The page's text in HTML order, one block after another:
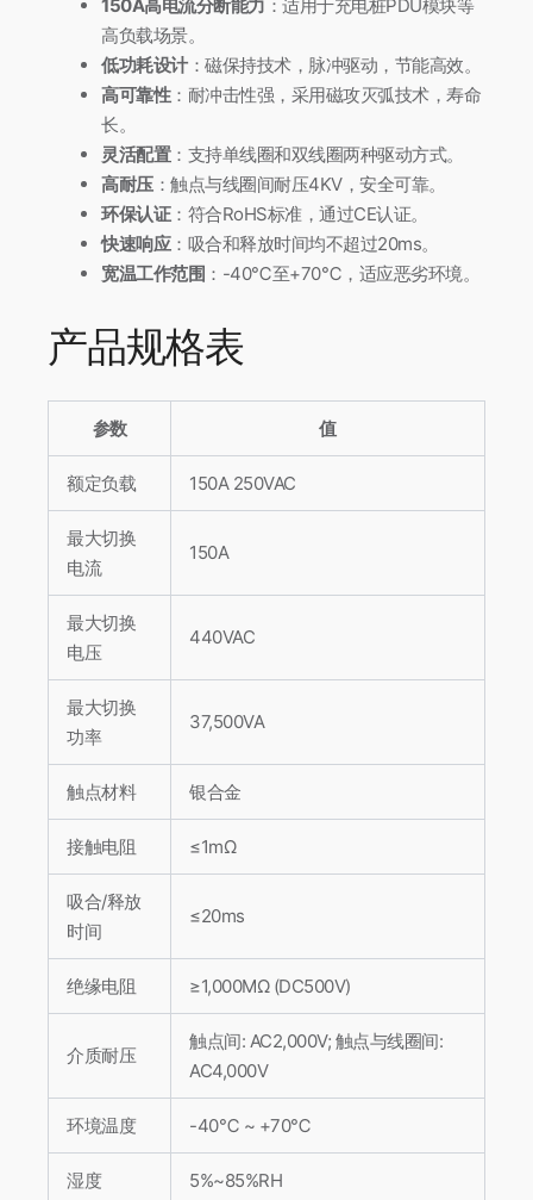
150A高电流分断能力 ：适用于充电桩PDU模块等
高负载场景。
低功耗设计：磁保持技术，脉冲驱动，节能高效。
高可靠性：耐冲击性强，采用磁攻灭弧技术，寿命
长。
灵活配置：支持单线圈和双线圈两种驱动方式。
高耐压：触点与线圈间耐压4KV，安全可靠。
环保认证：符合RoHS标准，通过CE认证。
快速响应：吸合和释放时间均不超过20ms。
宽温工作范围 ：-40℃至+70℃，适应恶劣环境。
产品规格表
参数 值
额定负载 150A 250VAC
最大切换
电流
150A
最大切换
电压
440VAC
最大切换
功率
37,500VA
触点材料 银合金
接触电阻 ≤1mΩ
吸合/释放
时间
≤20ms
绝缘电阻 ≥1,000MΩ (DC500V)
介质耐压
触点间: AC2,000V; 触点与线圈间:
AC4,000V
环境温度 -40℃ ~ +70℃
湿度 5%~85%RH